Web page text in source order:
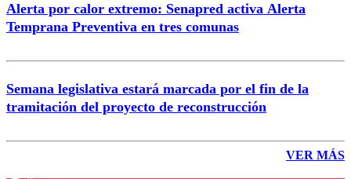
Alerta por calor extremo: Senapred activa Alerta
Temprana Preventiva en tres comunas
Semana legislativa estará marcada por el fin de la
tramitación del proyecto de reconstrucción
VER MÁS